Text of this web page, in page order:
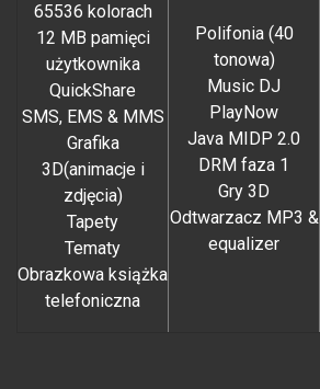
65536 kolorach
12 MB pamięci
użytkownika
QuickShare
SMS, EMS & MMS
Grafika
3D(animacje i
zdjęcia)
Tapety
Tematy
Obrazkowa książka
telefoniczna
Polifonia (40
tonowa)
Music DJ
PlayNow
Java MIDP 2.0
DRM faza 1
Gry 3D
Odtwarzacz MP3 &
equalizer